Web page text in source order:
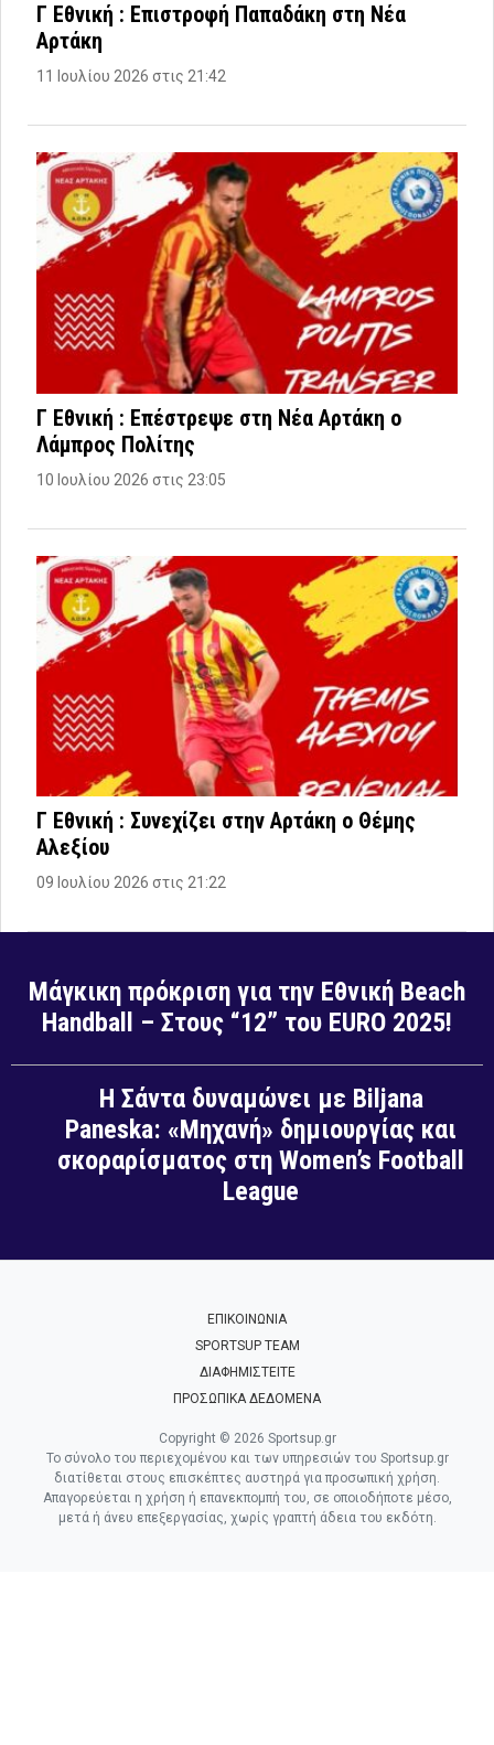
Γ Εθνική : Επιστροφή Παπαδάκη στη Νέα
Αρτάκη
11 Ιουλίου 2026 στις 21:42
Γ Εθνική : Επέστρεψε στη Νέα Αρτάκη ο
Λάμπρος Πολίτης
10 Ιουλίου 2026 στις 23:05
Γ Εθνική : Συνεχίζει στην Αρτάκη ο Θέμης
Αλεξίου
09 Ιουλίου 2026 στις 21:22
Μάγκικη πρόκριση για την Εθνική Beach
Handball – Στους “12” του EURO 2025!
Η Σάντα δυναμώνει με Biljana
Paneska: «Μηχανή» δημιουργίας και
σκοραρίσματος στη Women’s Football
League
ΕΠΙΚΟΙΝΩΝΙΑ
SPORTSUP TEAM
ΔΙΑΦΗΜΙΣΤΕΙΤΕ
ΠΡΟΣΩΠΙΚΑ ΔΕΔΟΜΕΝΑ
Copyright © 2026 Sportsup.gr
Το σύνολο του περιεχομένου και των υπηρεσιών του Sportsup.gr
διατίθεται στους επισκέπτες αυστηρά για προσωπική χρήση.
Απαγορεύεται η χρήση ή επανεκπομπή του, σε οποιοδήποτε μέσο,
μετά ή άνευ επεξεργασίας, χωρίς γραπτή άδεια του εκδότη.